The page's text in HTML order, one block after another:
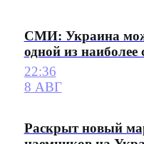
СМИ: Украина
одной из наиболее
22:36
8 АВГ
Раскрыт новый